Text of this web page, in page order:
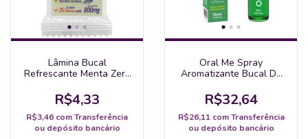
Lâmina Bucal
Refrescante Menta Zero
Unidade
R$4,33
R$3,46 comTransferência
ou depósito bancário
Oral Me Spray
Aromatizante Bucal De
R$32,64
R$26,11 com Transferência
ou depósito bancário